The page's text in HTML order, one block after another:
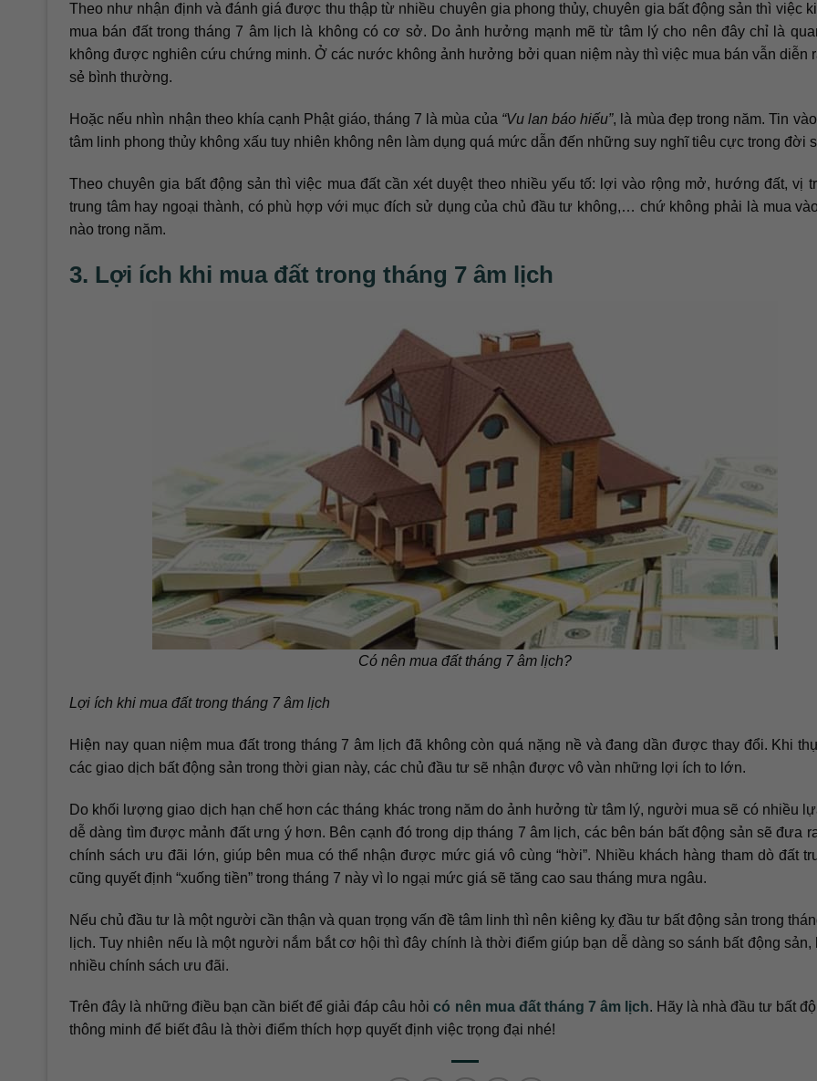
Theo như nhận định và đánh giá được thu thập từ nhiều chuyên gia phong thủy, chuyên gia bất động sản thì việc
mua bán đất trong tháng 7 âm lịch là không có cơ sở. Do ảnh hưởng mạnh mẽ từ tâm lý cho nên đây chỉ là
không được nghiên cứu chứng minh. Ở các nước không ảnh hưởng bởi quan niệm này thì việc mua bán vẫn diễn
sẻ bình thường.
Hoặc nếu nhìn nhận theo khía cạnh Phật giáo, tháng 7 là mùa của “Vu lan báo hiếu”, là mùa đẹp trong năm. Tin
tâm linh phong thủy không xấu tuy nhiên không nên làm dụng quá mức dẫn đến những suy nghĩ tiêu cực trong đời
Theo chuyên gia bất động sản thì việc mua đất cần xét duyệt theo nhiều yếu tố: lợi vào rộng mở, hướng đất, vị
trung tâm hay ngoại thành, có phù hợp với mục đích sử dụng của chủ đầu tư không,… chứ không phải là mua
nào trong năm.
3. Lợi ích khi mua đất trong tháng 7 âm lịch
Có nên mua đất tháng 7 âm lịch?
Lợi ích khi mua đất trong tháng 7 âm lịch
Hiện nay quan niệm mua đất trong tháng 7 âm lịch đã không còn quá nặng nề và đang dần được thay đổi. Khi
các giao dịch bất động sản trong thời gian này, các chủ đầu tư sẽ nhận được vô vàn những lợi ích to lớn.
Do khối lượng giao dịch hạn chế hơn các tháng khác trong năm do ảnh hưởng từ tâm lý, người mua sẽ có nhiều
dễ dàng tìm được mảnh đất ưng ý hơn. Bên cạnh đó trong dịp tháng 7 âm lịch, các bên bán bất động sản sẽ đưa
chính sách ưu đãi lớn, giúp bên mua có thể nhận được mức giá vô cùng “hời”. Nhiều khách hàng tham dò đất
cũng quyết định “xuống tiền” trong tháng 7 này vì lo ngại mức giá sẽ tăng cao sau tháng mưa ngâu.
Nếu chủ đầu tư là một người cần thận và quan trọng vấn đề tâm linh thì nên kiêng kỵ đầu tư bất động sản trong
lịch. Tuy nhiên nếu là một người nắm bắt cơ hội thì đây chính là thời điểm giúp bạn dễ dàng so sánh bất động
nhiều chính sách ưu đãi.
Trên đây là những điều bạn cần biết để giải đáp câu hỏicó nên mua đất tháng 7 âm lịch. Hãy là nhà đầu tư bất
thông minh để biết đâu là thời điểm thích hợp quyết định việc trọng đại nhé!